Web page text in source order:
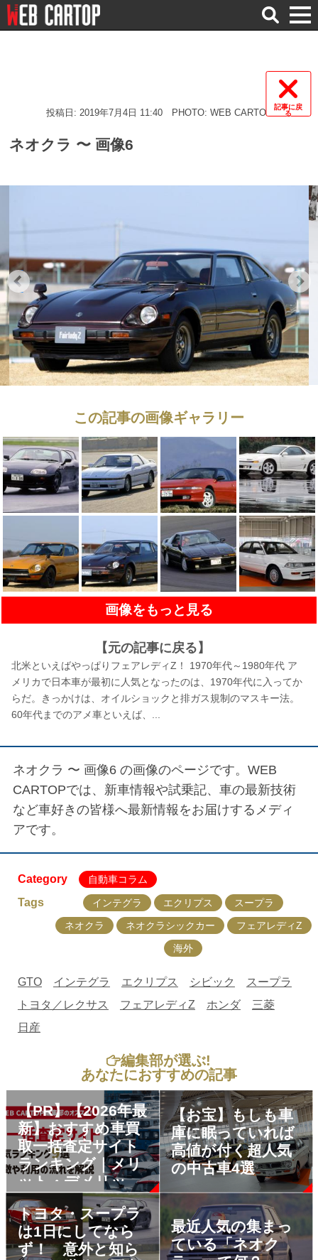
検
索
記事に戻
る
投稿日: 2019年7月4日 11:40 PHOTO: WEB CARTOP
ネオクラ 〜 画像6
この記事の画像ギャラリー
画像をもっと見る
【元の記事に戻る】
北米といえばやっぱりフェアレディZ！ 1970年代～1980年代 ア
メリカで日本車が最初に人気となったのは、1970年代に入ってか
らだ。きっかけは、オイルショックと排ガス規制のマスキー法。
60年代までのアメ車といえば、...
ネオクラ 〜 画像6 の画像のページです。WEB
CARTOPでは、新車情報や試乗記、車の最新技術
など車好きの皆様へ最新情報をお届けするメディ
アです。
Category 自動車コラム
Tags インテグラ エクリプス
スープラ
ネオクラ
ネオクラシックカー
フェアレディZ
海外
GTO インテグラ エクリプス シビック
スープラ
トヨタ／レクサス
フェアレディZ ホンダ
三菱
日産
編集部が選ぶ!
あなたにおすすめの記事
【PR】【2026年最
新】おすすめ車買
取一括査定サイト
ランキング｜メリ
ット・デメリット
も解説
【お宝】もしも車
庫に眠っていれば
高値が付く超人気
の中古車4選
トヨタ・スープラ
は1日にしてなら
ず！ 意外と知ら
最近人気の集まっ
ている「ネオク